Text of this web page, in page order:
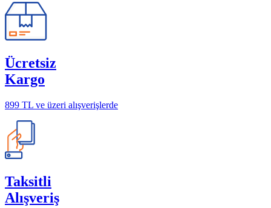
Ücretsiz
Kargo
899 TL ve üzeri alışverişlerde
Taksitli
Alışveriş